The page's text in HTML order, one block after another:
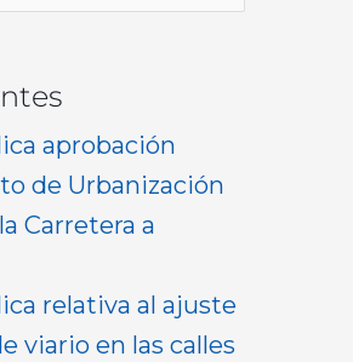
aprobación
de Urbanización
Carretera a
relativa al ajuste
viario en las calles